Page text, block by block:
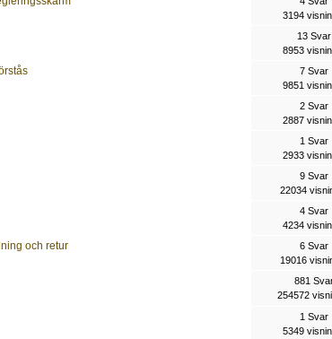
3194
13 Svar
8953
7 Svar
9851
2 Svar
2887
1 Svar
2933
9 Svar
22034
4 Svar
4234
och retur
6 Svar
19016
881
254572
1 Svar
5349